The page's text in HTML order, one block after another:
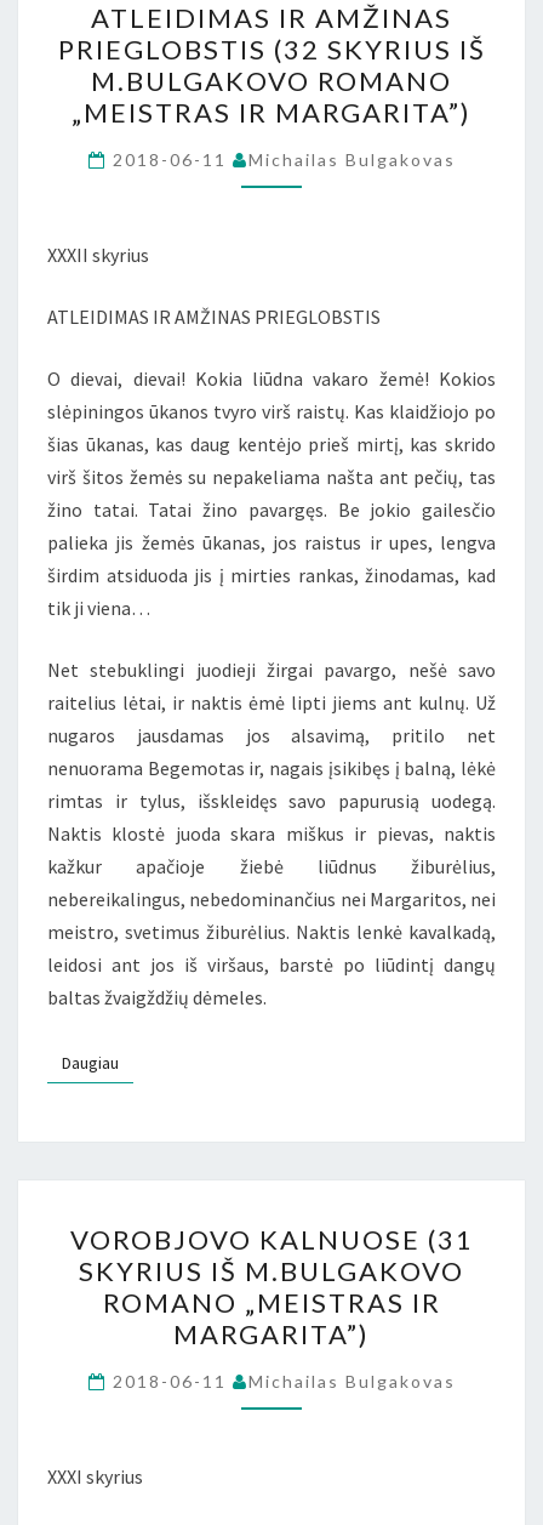
IR
AMŽINAS
PRIEGLOBSTIS
(32
SKYRIUS
IŠ
IR
ATLEIDIMAS IR AMŽINAS
PRIEGLOBSTIS (32 SKYRIUS IŠ
M.BULGAKOVO ROMANO
„MEISTRAS IR MARGARITA”)
2018-06-11 Michailas Bulgakovas
XXXII skyrius
ATLEIDIMAS IR AMŽINAS PRIEGLOBSTIS
O dievai, dievai! Kokia liūdna vakaro žemė! Kokios
slėpiningos ūkanos tvyro virš raistų. Kas klaidžiojo po
šias ūkanas, kas daug kentėjo prieš mirtį, kas skrido
virš šitos žemės su nepakeliama našta ant pečių, tas
žino tatai. Tatai žino pavargęs. Be jokio gailesčio
palieka jis žemės ūkanas, jos raistus ir upes, lengva
širdim atsiduoda jis į mirties rankas, žinodamas, kad
tik ji viena…
Net stebuklingi juodieji žirgai pavargo, nešė savo
raitelius lėtai, ir naktis ėmė lipti jiems ant kulnų. Už
nugaros jausdamas jos alsavimą, pritilo net
nenuorama Begemotas ir, nagais įsikibęs į balną, lėkė
rimtas ir tylus, išskleidęs savo papurusią uodegą.
Naktis klostė juoda skara miškus ir pievas, naktis
kažkur apačioje žiebė liūdnus žiburėlius,
nebereikalingus, nebedominančius nei Margaritos, nei
meistro, svetimus žiburėlius. Naktis lenkė kavalkadą,
leidosi ant jos iš viršaus, barstė po liūdintį dangų
baltas žvaigždžių dėmeles.
Daugiau
KALNUOSE
(31
SKYRIUS
IŠ
M.BULGAKOVO
ROMANO
VOROBJOVO KALNUOSE (31
SKYRIUS IŠ M.BULGAKOVO
ROMANO „MEISTRAS IR
MARGARITA”)
2018-06-11 Michailas Bulgakovas
XXXI skyrius